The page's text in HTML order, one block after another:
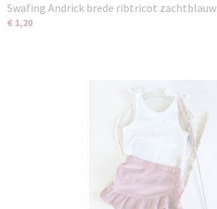
Swafing Andrick brede ribtricot zachtblauw
€ 1,20